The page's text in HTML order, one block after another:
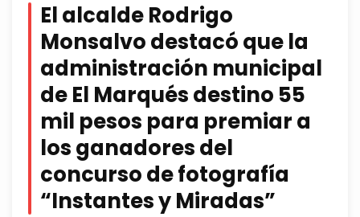
El alcalde Rodrigo
Monsalvo destacó que la
administración municipal
de El Marqués destino 55
mil pesos para premiar a
los ganadores del
concurso de fotografía
“Instantes y Miradas”